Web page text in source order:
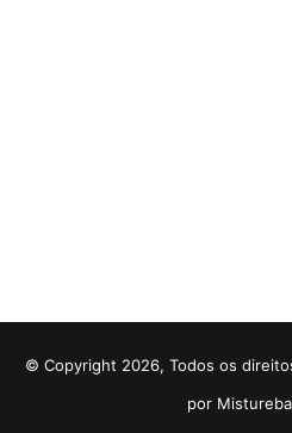
© Copyright 2026, Todos os
por